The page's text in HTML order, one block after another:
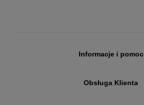
Informacje i pomoc
Obsługa Klienta